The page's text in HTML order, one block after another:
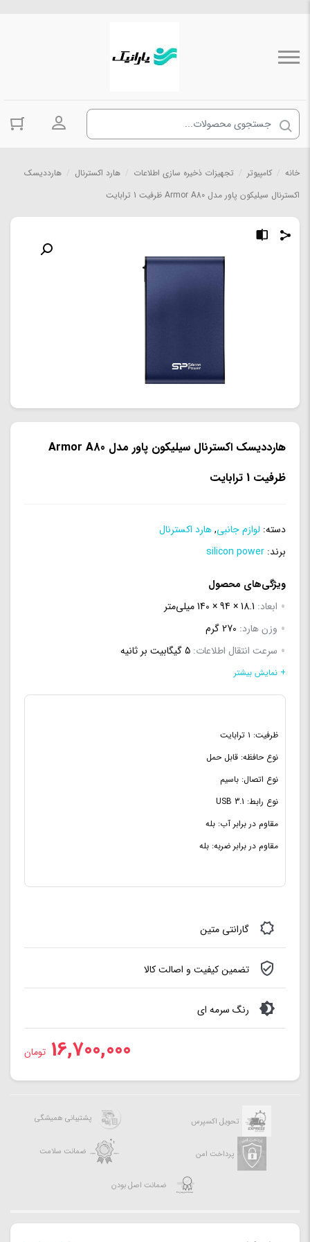
ورود به
خانه کامپیوتر تجهیزات ذخیره سازی اطلاعات هارد اکسترنال
هارددیسک
اکسترنال سیلیکون پاور مدل Armor A80 ظرفیت 1 ترابایت
هارددیسک اکسترنال سیلیکون پاور مدل Armor A80
ظرفیت 1 ترابایت
دسته: لوازم جانبی,هارد اکسترنال
برند: silicon power
ویژگی‌های محصول
ابعاد: 18.1 × 94 × 140 میلی‌متر
وزن هارد: 270 گرم
سرعت انتقال اطلاعات: 5 گیگابیت بر ثانیه
نوع حافظه:
نوع اتصال:باسیم
مقاومت در برابر آب:
مقاوم در برابر خش:
+ نمایش بیشتر
ظرفیت: ۱ ترابایت
نوع حافظه: قابل حمل
نوع اتصال: باسیم
نوع رابط: USB 3.1
مقاوم در برابر آب: بله
مقاوم در برابر ضربه: بله
گارانتی متین
تضمین کیفیت و اصالت کالا
رنگ سرمه ای
16,700,000 تومان
تحویل اکسپرس پشتیبانی همیشگی
پرداخت امن ضمانت سلامت
ضمانت اصل بودن